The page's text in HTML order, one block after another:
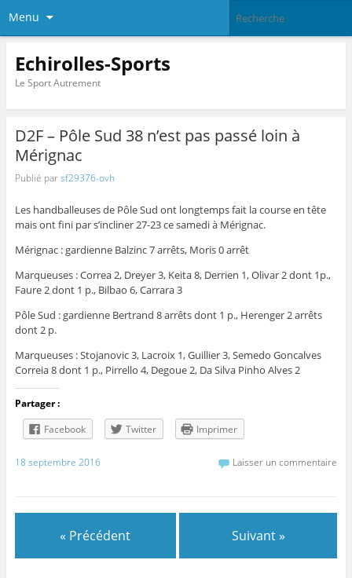
Menu
Echirolles-Sports
Le Sport Autrement
D2F – Pôle Sud 38 n’est pas passé loin à
Mérignac
Publié parsf29376-ovh
Les handballeuses de Pôle Sud ont longtemps fait la course en tête
mais ont fini par s’incliner 27-23 ce samedi à Mérignac.
Mérignac : gardienne Balzinc 7 arrêts, Moris 0 arrêt
Marqueuses : Correa 2, Dreyer 3, Keita 8, Derrien 1, Olivar 2 dont 1p.,
Faure 2 dont 1 p., Bilbao 6, Carrara 3
Pôle Sud : gardienne Bertrand 8 arrêts dont 1 p., Herenger 2 arrêts
dont 2 p.
Marqueuses : Stojanovic 3, Lacroix 1, Guillier 3, Semedo Goncalves
Correia 8 dont 1 p., Pirrello 4, Degoue 2, Da Silva Pinho Alves 2
Partager :
Facebook
Twitter Imprimer
18 septembre 2016 Laisser un commentaire
« Précédent Suivant »